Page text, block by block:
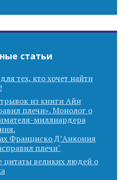
статьи
тех, кто хочет найти
из книги Айн
плечи». Монолог о
миллиардера
великих людей о